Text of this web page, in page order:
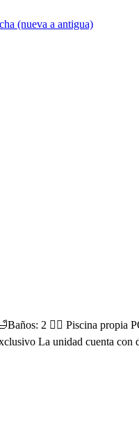
(nueva a antigua)
2 🏊‍♂️ Piscina
La unidad cuenta